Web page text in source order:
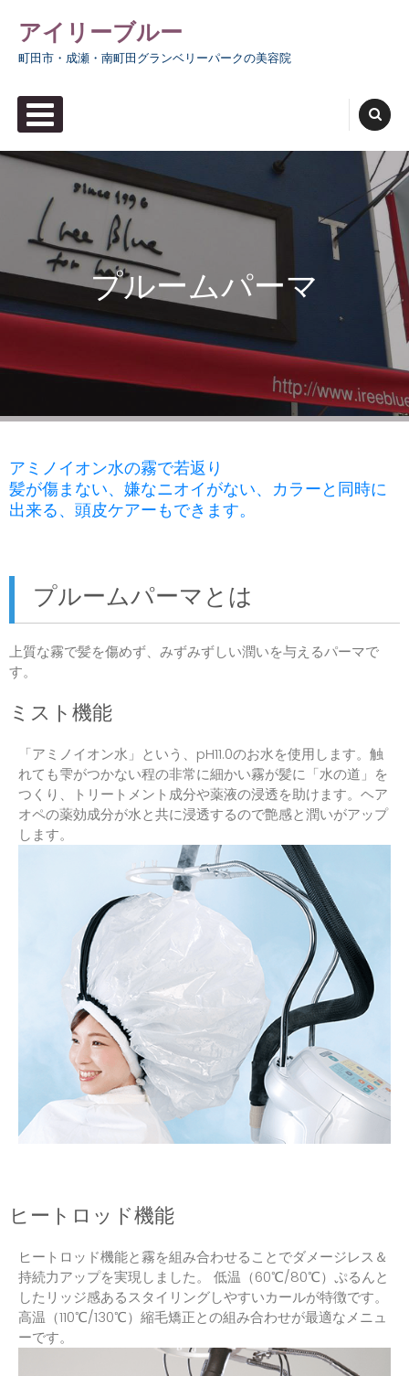
content
アイリーブルー
町田市・成瀬・南町田グランベリーパークの美容院
プルームパーマ
アミノイオン水の霧で若返り
髪が傷まない、嫌なニオイがない、カラーと同時に
出来る、頭皮ケアーもできます。
プルームパーマとは
上質な霧で髪を傷めず、みずみずしい潤いを与えるパーマで
す。
ミスト機能
「アミノイオン水」という、pH11.0のお水を使用します。触
れても雫がつかない程の非常に細かい霧が髪に「水の道」を
つくり、トリートメント成分や薬液の浸透を助けます。ヘア
オペの薬効成分が水と共に浸透するので艶感と潤いがアップ
します。
ヒートロッド機能
ヒートロッド機能と霧を組み合わせることでダメージレス＆
持続力アップを実現しました。 低温（60℃/80℃）ぷるんと
したリッジ感あるスタイリングしやすいカールが特徴です。
高温（110℃/130℃）縮毛矯正との組み合わせが最適なメニュ
ーです。